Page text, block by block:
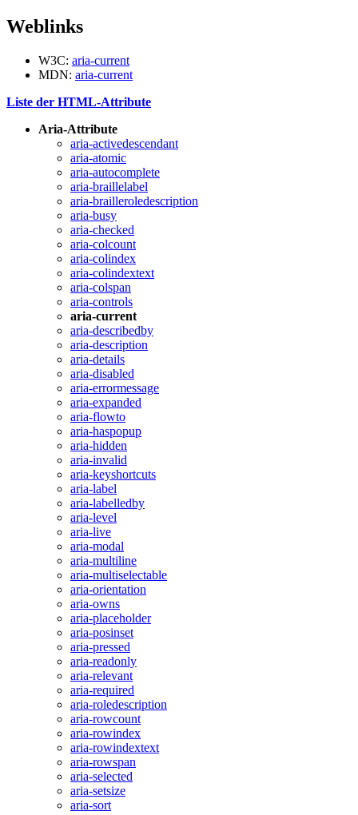
Weblinks
W3C: aria-current
MDN: aria-current
Liste der HTML-Attribute
Aria-Attribute
aria-activedescendant
aria-atomic
aria-autocomplete
aria-braillelabel
aria-brailleroledescription
aria-busy
aria-checked
aria-colcount
aria-colindex
aria-colindextext
aria-colspan
aria-controls
aria-current
aria-describedby
aria-description
aria-details
aria-disabled
aria-errormessage
aria-expanded
aria-flowto
aria-haspopup
aria-hidden
aria-invalid
aria-keyshortcuts
aria-label
aria-labelledby
aria-level
aria-live
aria-modal
aria-multiline
aria-multiselectable
aria-orientation
aria-owns
aria-placeholder
aria-posinset
aria-pressed
aria-readonly
aria-relevant
aria-required
aria-roledescription
aria-rowcount
aria-rowindex
aria-rowindextext
aria-rowspan
aria-selected
aria-setsize
aria-sort